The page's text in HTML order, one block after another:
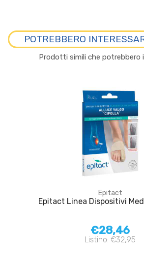
POTREBBERO
Prodotti simili che potrebbero
Epitact
Epitact Linea Dispositivi
€28,46
Listino: €32,95